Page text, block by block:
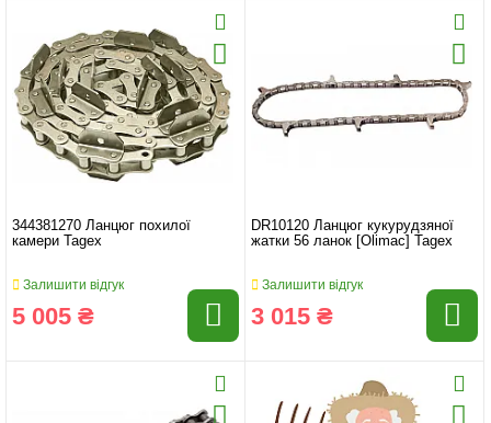
344381270 Ланцюг похилої
камери Tagex
Залишити відгук
5 005 ₴
DR10120 Ланцюг кукурудзяної
жатки 56 ланок [Olimac] Tagex
Залишити відгук
3 015 ₴